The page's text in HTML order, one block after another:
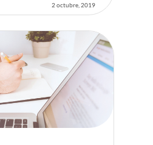
2 octubre, 2019